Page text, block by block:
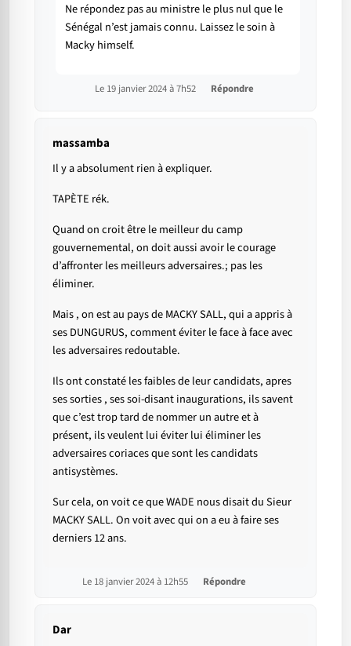
Ne répondez pas au ministre le plus nul que le
Sénégal n’est jamais connu. Laissez le soin à
Macky himself.
Le 19 janvier 2024 à 7h52 Répondre
massamba
Il y a absolument rien à expliquer.
TAPÈTE rék.
Quand on croit être le meilleur du camp
gouvernemental, on doit aussi avoir le courage
d’affronter les meilleurs adversaires.; pas les
éliminer.
Mais , on est au pays de MACKY SALL, qui a appris à
ses DUNGURUS, comment éviter le face à face avec
les adversaires redoutable.
Ils ont constaté les faibles de leur candidats, apres
ses sorties , ses soi-disant inaugurations, ils savent
que c’est trop tard de nommer un autre et à
présent, ils veulent lui éviter lui éliminer les
adversaires coriaces que sont les candidats
antisystèmes.
Sur cela, on voit ce que WADE nous disait du Sieur
MACKY SALL. On voit avec qui on a eu à faire ses
derniers 12 ans.
Le 18 janvier 2024 à 12h55 Répondre
Dar